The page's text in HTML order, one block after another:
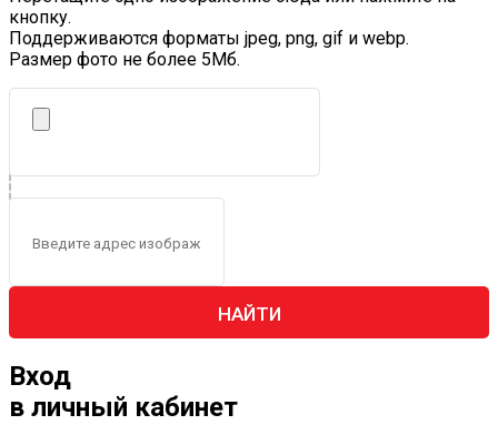
кнопку.
Поддерживаются форматы jpeg, png, gif и webp.
Размер фото не более 5Mб.
НАЙТИ
Вход
в личный кабинет